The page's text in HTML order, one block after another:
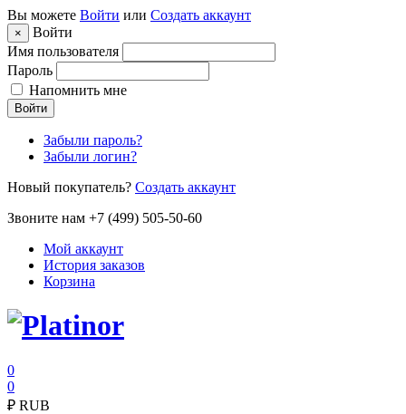
Вы можете Войти или Создать аккаунт
×
Войти
Имя пользователя
Пароль
Напомнить мне
Войти
Забыли пароль?
Забыли логин?
Новый покупатель? Создать аккаунт
Звоните нам +7 (499) 505-50-60
Мой аккаунт
История заказов
Корзина
0
0
₽ RUB